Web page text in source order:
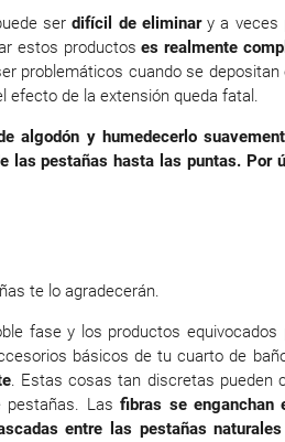
serdifícil de eliminary a veces
estos productos es realmente
problemáticos cuando se depositan
efecto de la extensión queda fatal.
algodón y humedecerlo
las pestañas hasta las puntas. Por
te lo agradecerán.
fase y los productos equivocados
básicos de tu cuarto de
. Estas cosas tan discretas pueden
pestañas. Lasfibras se enganchan
entre las pestañas